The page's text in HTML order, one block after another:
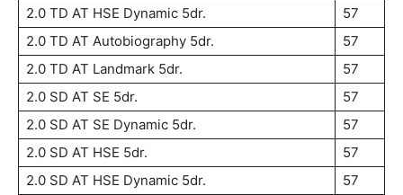
2.0 TD AT HSE Dynamic 5dr.
57
2.0 TD AT Autobiography 5dr.
57
2.0 TD AT Landmark 5dr.
57
2.0 SD AT SE 5dr.
57
2.0 SD AT SE Dynamic 5dr.
57
2.0 SD AT HSE 5dr.
57
2.0 SD AT HSE Dynamic 5dr.
57